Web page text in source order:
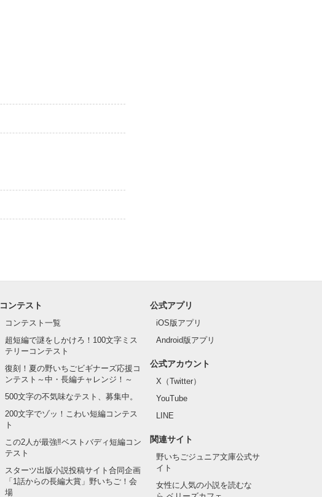
コンテスト
コンテスト一覧
超短編で謎をしかけろ！100文字ミス
テリーコンテスト
復刻！夏の野いちごビギナーズ応援コ
ンテスト～中・長編チャレンジ！～
500文字の不気味なテスト、募集中。
200文字でゾッ！こわい短編コンテス
ト
この2人が最強‼ベストバディ短編コン
テスト
スターツ出版小説投稿サイト合同企画
「1話からの長編大賞」野いちご！会
場
公式アプリ
iOS版アプリ
Android版アプリ
公式アカウント
X（Twitter）
YouTube
LINE
関連サイト
野いちごジュニア文庫公式サ
イト
女性に人気の小説を読むな